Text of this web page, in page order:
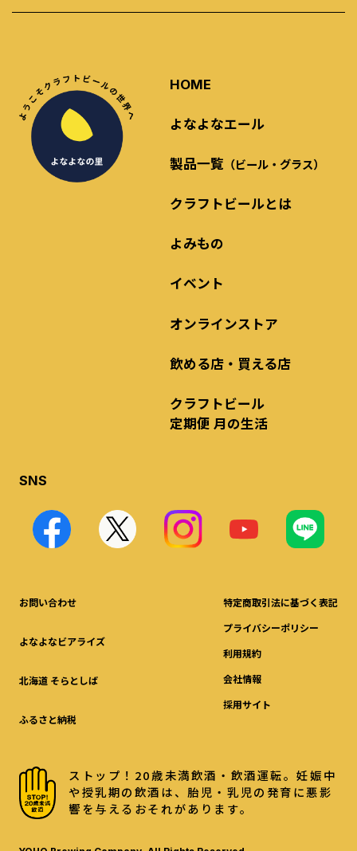
HOME
よなよなエール
製品一覧 （ビール・グラス）
クラフトビールとは
よみもの
イベント
オンラインストア
飲める店・買える店
クラフトビール
定期便 月の生活
SNS
お問い合わせ
よなよなビアライズ
北海道 そらとしば
ふるさと納税
特定商取引法に基づく表記
プライバシーポリシー
利用規約
会社情報
採用サイト
ストップ！20歳未満飲酒・飲酒運転。妊娠中
や授乳期の飲酒は、胎児・乳児の発育に悪影
響を与えるおそれがあります。